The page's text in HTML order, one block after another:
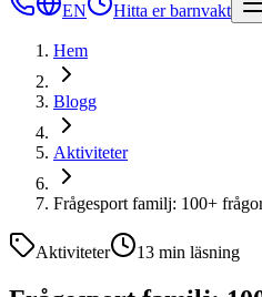
EN Hitta er barnvakt
Hem
Blogg
Aktiviteter
Frågesport familj: 100+
Aktiviteter 13 min läsning